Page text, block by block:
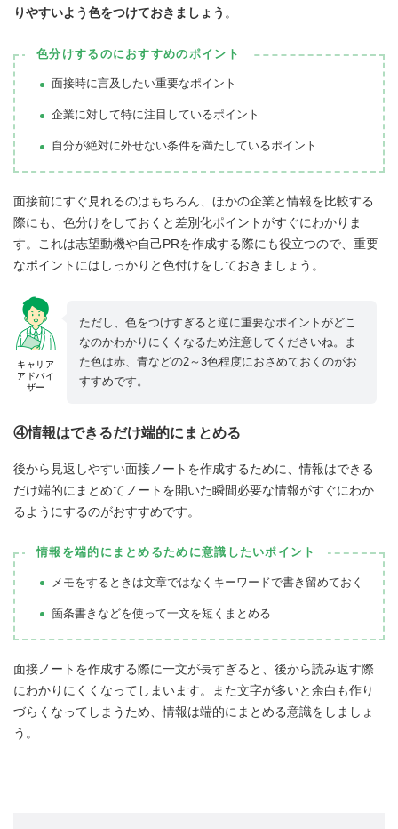
りやすいよう色をつけておきましょう 。
色分けするのにおすすめのポイント
面接時に言及したい重要なポイント
企業に対して特に注目しているポイント
自分が絶対に外せない条件を満たしているポイント
面接前にすぐ見れるのはもちろん、ほかの企業と情報を比較する
際にも、色分けをしておくと差別化ポイントがすぐにわかりま
す。これは志望動機や自己PRを作成する際にも役立つので、重要
なポイントにはしっかりと色付けをしておきましょう。
キャリア
アドバイ
ザー
ただし、色をつけすぎると逆に重要なポイントがどこ
なのかわかりにくくなるため注意してくださいね。ま
た色は赤、青などの2～3色程度におさめておくのがお
すすめです。
④情報はできるだけ端的にまとめる
後から見返しやすい面接ノートを作成するために、情報はできる
だけ端的にまとめてノートを開いた瞬間必要な情報がすぐにわか
るようにするのがおすすめです。
情報を端的にまとめるために意識したいポイント
メモをするときは文章ではなくキーワードで書き留めておく
箇条書きなどを使って一文を短くまとめる
面接ノートを作成する際に一文が長すぎると、後から読み返す際
にわかりにくくなってしまいます。また文字が多いと余白も作り
づらくなってしまうため、情報は端的にまとめる意識をしましょ
う。